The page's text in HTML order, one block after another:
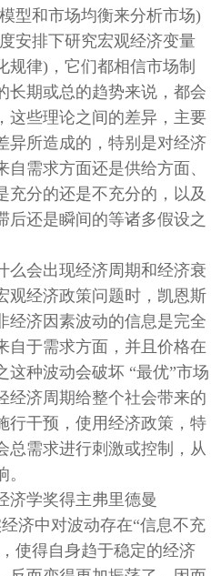
型和市场均衡来分析市场)
安排下研究宏观经济变量
规律) ，它们都相信市场制
长期或总的趋势来说，都会
这些理论之间的差异，主要
异所造成的，特别是对经济
需求方面还是供给方面、
充分的还是不充分的，以及
后还是瞬间的等诸多假设之
会出现经济周期和经济衰
观经济政策问题时，凯恩斯
经济因素波动的信息是完全
自于需求方面，并且价格在
这种波动会破坏 “最优”市场
经济周期给整个社会带来的
行干预，使用经济政策，特
总需求进行刺激或控制，从
济学奖得主弗里德曼
济中对波动存在“信息不充
使得自身趋于稳定的经济